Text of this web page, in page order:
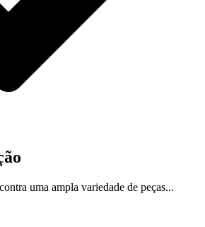
uma ampla variedade de peças...